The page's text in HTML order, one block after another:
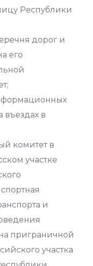
Республики
дорог и
его
въездах в
комитет в
участке
и
приграничной
участка